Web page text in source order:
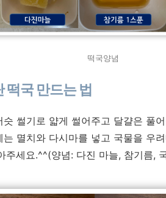
떡국양념
떡국 만드는 법
썰기로 얇게 썰어주고 달걀은 풀
멸치와 다시마를 넣고 국물을 우
주세요.^^(양념: 다진 마늘, 참기름,